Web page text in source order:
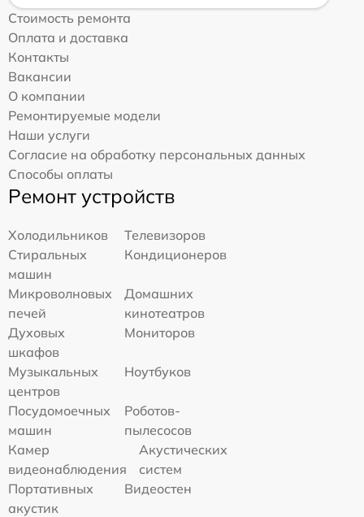
Стоимость ремонта
Оплата и доставка
Контакты
Вакансии
О компании
Ремонтируемые модели
Наши услуги
Согласие на обработку персональных данных
Способы оплаты
Ремонт устройств
Холодильников
Телевизоров
Стиральных
машин
Кондиционеров
Микроволновых
печей
Домашних
кинотеатров
Духовых
шкафов
Мониторов
Музыкальных
центров
Ноутбуков
Посудомоечных
машин
Роботов-
пылесосов
Камер
видеонаблюдения
Акустических
систем
Портативных
акустик
Видеостен